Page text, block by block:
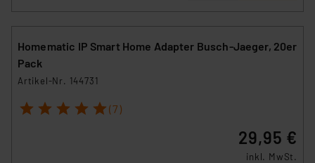
Homematic IP Smart Home Adapter Busch-Jaeger, 20er
Pack
Artikel-Nr. 144731
1 2 3 4 5 (7)
29,95 €
inkl. MwSt.